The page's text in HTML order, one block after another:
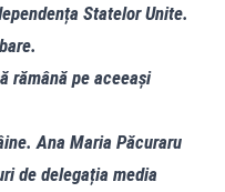
Statelor Unite.
rămână pe aceeași
Ana Maria Păcuraru
de delegația media